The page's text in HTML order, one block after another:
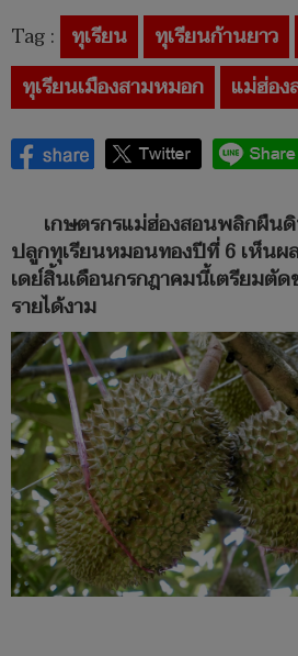
Tag : ทุเรียน ทุเรียนก้านยาว
ทุเรียนเมืองสามหมอก
แม่ฮ่อง
เกษตรกรแม่ฮ่องสอนพลิกผืน
ปลูกทุเรียนหมอนทองปีที่ 6 เห็นผ
เดย์สิ้นเดือนกรกฎาคมนี้เตรียมตั
รายได้งาม